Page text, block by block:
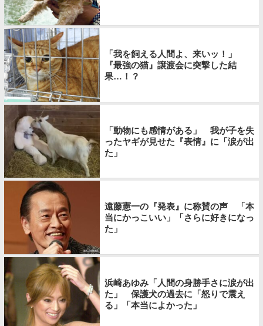
「我を飼える人間よ、来いッ！」
『最強の猫』譲渡会に突撃した結
果…！？
「動物にも感情がある」 我が子を失
ったヤギが見せた『表情』に「涙が出
た」
遠藤憲一の『発表』に称賛の声 「本
当にかっこいい」「さらに好きになっ
た」
浜崎あゆみ「人間の身勝手さに涙が出
た」 保護犬の過去に「怒りで震え
る」「本当によかった」